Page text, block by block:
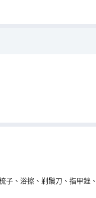
子、浴擦、剃鬚刀、指甲銼